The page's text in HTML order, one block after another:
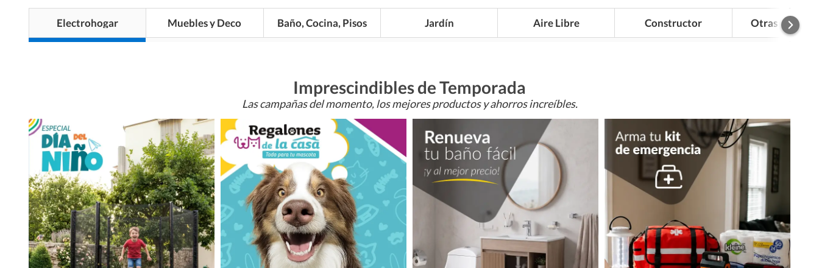
Electrohogar Muebles y Deco Baño, Cocina, Pisos Jardín Aire Libre Constructor Otras
Imprescindibles de Temporada
Las campañas del momento, los mejores productos y ahorros increíbles.